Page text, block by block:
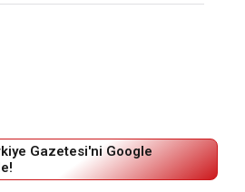
Gazetesi'ni Google